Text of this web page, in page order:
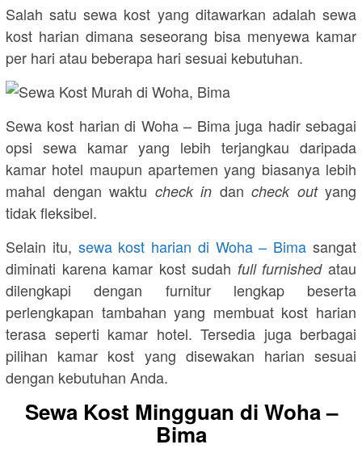
Salah satu sewa kost yang ditawarkan adalah sewa
kost harian dimana seseorang bisa menyewa kamar
per hari atau beberapa hari sesuai kebutuhan.
Sewa kost harian di Woha – Bima juga hadir sebagai
opsi sewa kamar yang lebih terjangkau daripada
kamar hotel maupun apartemen yang biasanya lebih
mahal dengan waktu check in dan check out yang
tidak fleksibel.
Selain itu, sewa kost harian di Woha – Bima sangat
diminati karena kamar kost sudah full furnishedatau
dilengkapi dengan furnitur lengkap beserta
perlengkapan tambahan yang membuat kost harian
terasa seperti kamar hotel. Tersedia juga berbagai
pilihan kamar kost yang disewakan harian sesuai
dengan kebutuhan Anda.
Sewa Kost Mingguan di Woha –
Bima